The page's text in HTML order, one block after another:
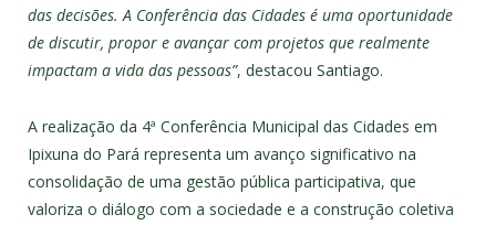
das decisões. A Conferência das Cidades é uma oportunidade
de discutir, propor e avançar com projetos que realmente
impactam a vida das pessoas”, destacou Santiago.
A realização da 4ª Conferência Municipal das Cidades em
Ipixuna do Pará representa um avanço significativo na
consolidação de uma gestão pública participativa, que
valoriza o diálogo com a sociedade e a construção coletiva